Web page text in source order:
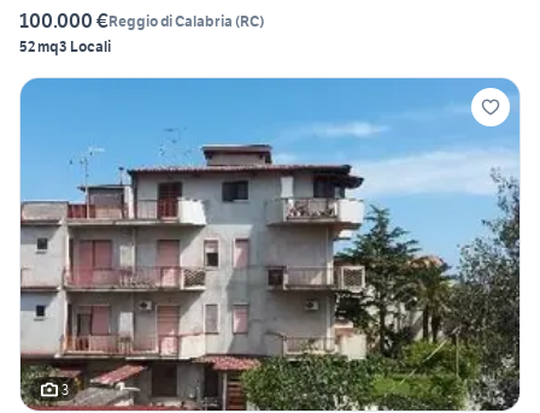
100.000 €Reggio di Calabria (RC)
52 mq3 Locali
3